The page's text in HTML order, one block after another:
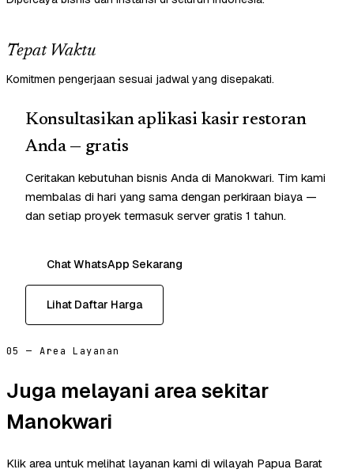
Tepat Waktu
Komitmen pengerjaan sesuai jadwal yang disepakati.
Konsultasikan aplikasi kasir restoran
Anda — gratis
Ceritakan kebutuhan bisnis Anda di Manokwari. Tim kami
membalas di hari yang sama dengan perkiraan biaya —
dan setiap proyek termasuk server gratis 1 tahun.
Chat WhatsApp Sekarang
Lihat Daftar Harga
05 — Area Layanan
Juga melayani area sekitar
Manokwari
Klik area untuk melihat layanan kami di wilayah Papua Barat